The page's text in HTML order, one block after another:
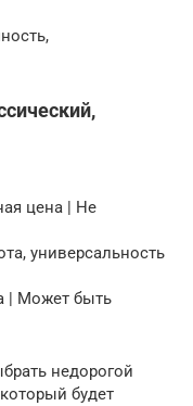
цена | Не
универсальность
| Может быть
недорогой
будет